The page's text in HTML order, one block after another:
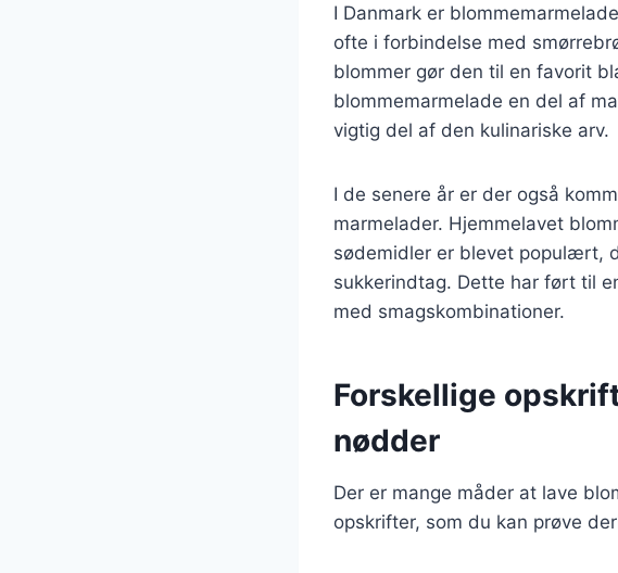
I Danmark er
ofte i forbindelse med
blommer gør den til en favorit
blommemarmelade en del af
vigtig del af den kulinariske arv.
I de senere år er der også
marmelader. Hjemmelavet
sødemidler er blevet populært,
sukkerindtag. Dette har ført til
med smagskombinationer.
Forskellige
nødder
Der er mange måder at lave
opskrifter, som du kan prøve